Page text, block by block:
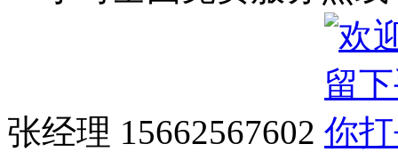
张经理 15662567602